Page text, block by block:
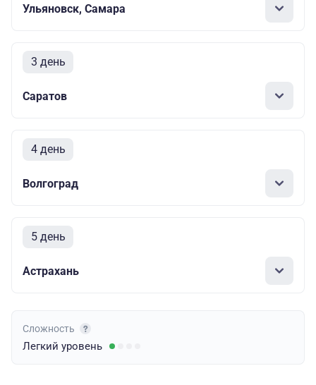
Ульяновск, Самара
3 день
Саратов
4 день
Волгоград
5 день
Астрахань
Сложность
Легкий уровень